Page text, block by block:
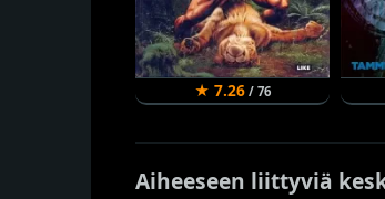
★ 7.26 / 76
Aiheeseen liittyviä